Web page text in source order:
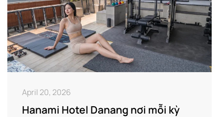
April 20, 2026
Hanami Hotel Danang nơi mỗi kỳ